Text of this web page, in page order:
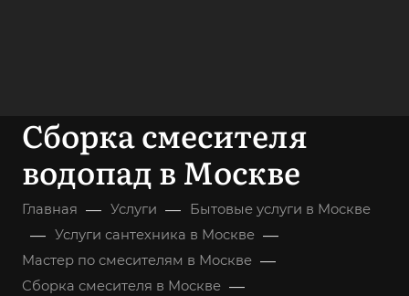
Сборка смесителя
водопад в Москве
Главная — Услуги — Бытовые услуги в Москве
— Услуги сантехника в Москве —
Мастер по смесителям в Москве —
Сборка смесителя в Москве —